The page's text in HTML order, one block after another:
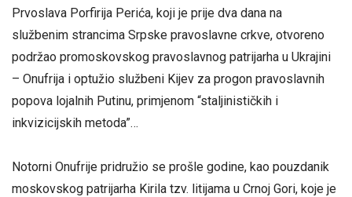
Prvoslava Porfirija Perića, koji je prije dva dana na
službenim strancima Srpske pravoslavne crkve, otvoreno
podržao promoskovskog pravoslavnog patrijarha u Ukrajini
– Onufrija i optužio službeni Kijev za progon pravoslavnih
popova lojalnih Putinu, primjenom “staljinističkih i
inkvizicijskih metoda”…
Notorni Onufrije pridružio se prošle godine, kao pouzdanik
moskovskog patrijarha Kirila tzv. litijama u Crnoj Gori, koje je